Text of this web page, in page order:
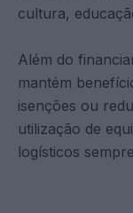
cultura,
Além do
mantém
isenções ou
utilização de
logísticos